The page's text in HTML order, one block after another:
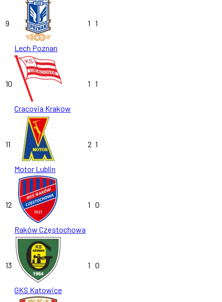
9
Lech Poznan
1 1
10
Cracovia Krakow
1 1
11
Motor Lublin
2 1
12
Raków Częstochowa
1 0
13
GKS Katowice
1 0